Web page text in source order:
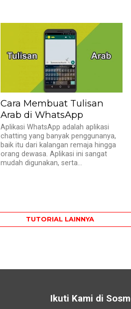
Cara Membuat Tulisan
Arab di WhatsApp
Aplikasi WhatsApp adalah aplikasi
chatting yang banyak penggunanya,
baik itu dari kalangan remaja hingga
orang dewasa. Aplikasi ini sangat
mudah digunakan, serta...
TUTORIAL LAINNYA
Ikuti Kami di